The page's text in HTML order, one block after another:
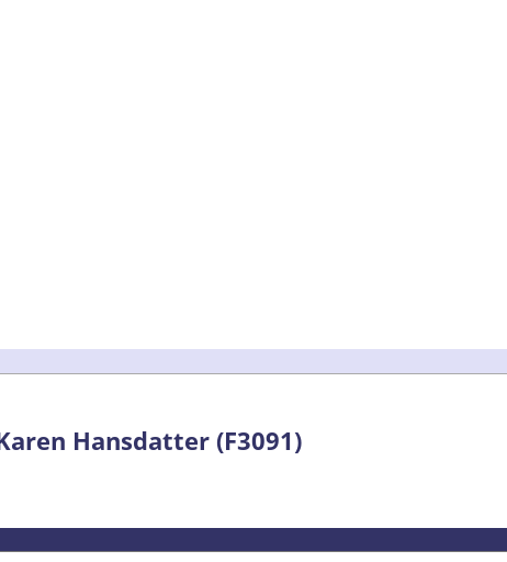
Hansdatter (F3091)